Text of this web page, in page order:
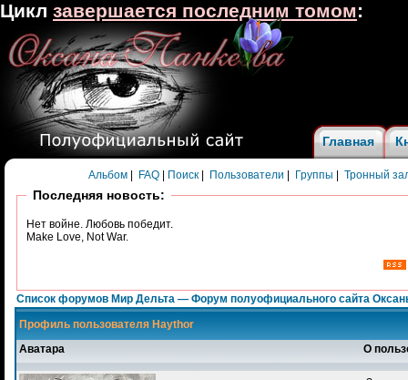
Главная
Альбом FAQ Поиск Пользователи Группы Тронный
Последняя новость:
Нет войне. Любовь победит.
Make Love, Not War.
Список форумов Мир Дельта — Форум полуофициального сайта
Профиль пользователя Haythor
Аватара
О
Цикл завершается последним томом: